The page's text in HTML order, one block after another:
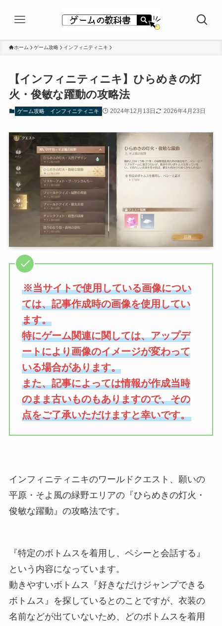
ホーム ゲーム攻略 インフィニティニキ
【インフィニティニキ】ひらめきの灯
火・俊敏な躍動の攻略法
ゲーム攻略 インフィニティニキ 2024年12月13日 2026年4月23日
※当サイトで使用している画像につい
ては、記事作成時の画像を使用してい
ます。
特にゲーム関連に関しては、アップデ
ートにより画像のイメージが変わって
いる場合があります。
また、記事によっては情報が作成当時
のまま古いものもありますので、その
点をご了承いただけますと幸いです。
インフィニティニキのワールドクエスト、願いの
平原・そよ風の緑野エリアの『ひらめきの灯火・
俊敏な躍動』の攻略法です。
『特定のボトムスを着用し、ペシーと会話する』
という内容になっています。
動きやすいボトムス『好きなだけジャンプできる
ボトムス』を探しているとのことですが、衣装の
名前などが出ていないため、どのボトムスを着用